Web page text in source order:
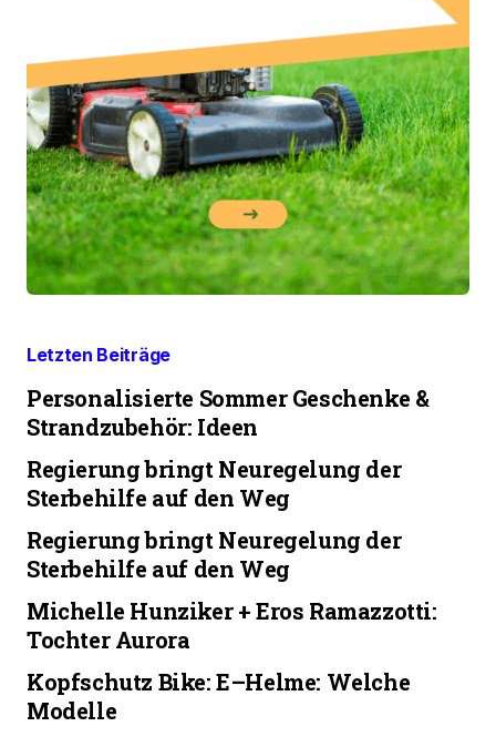
Letzten Beiträge
Personalisierte Sommer Geschenke &
Strandzubehör: Ideen
Regierung bringt Neuregelung der
Sterbehilfe auf den Weg
Regierung bringt Neuregelung der
Sterbehilfe auf den Weg
Michelle Hunziker + Eros Ramazzotti:
Tochter Aurora
Kopfschutz Bike: E–Helme: Welche
Modelle